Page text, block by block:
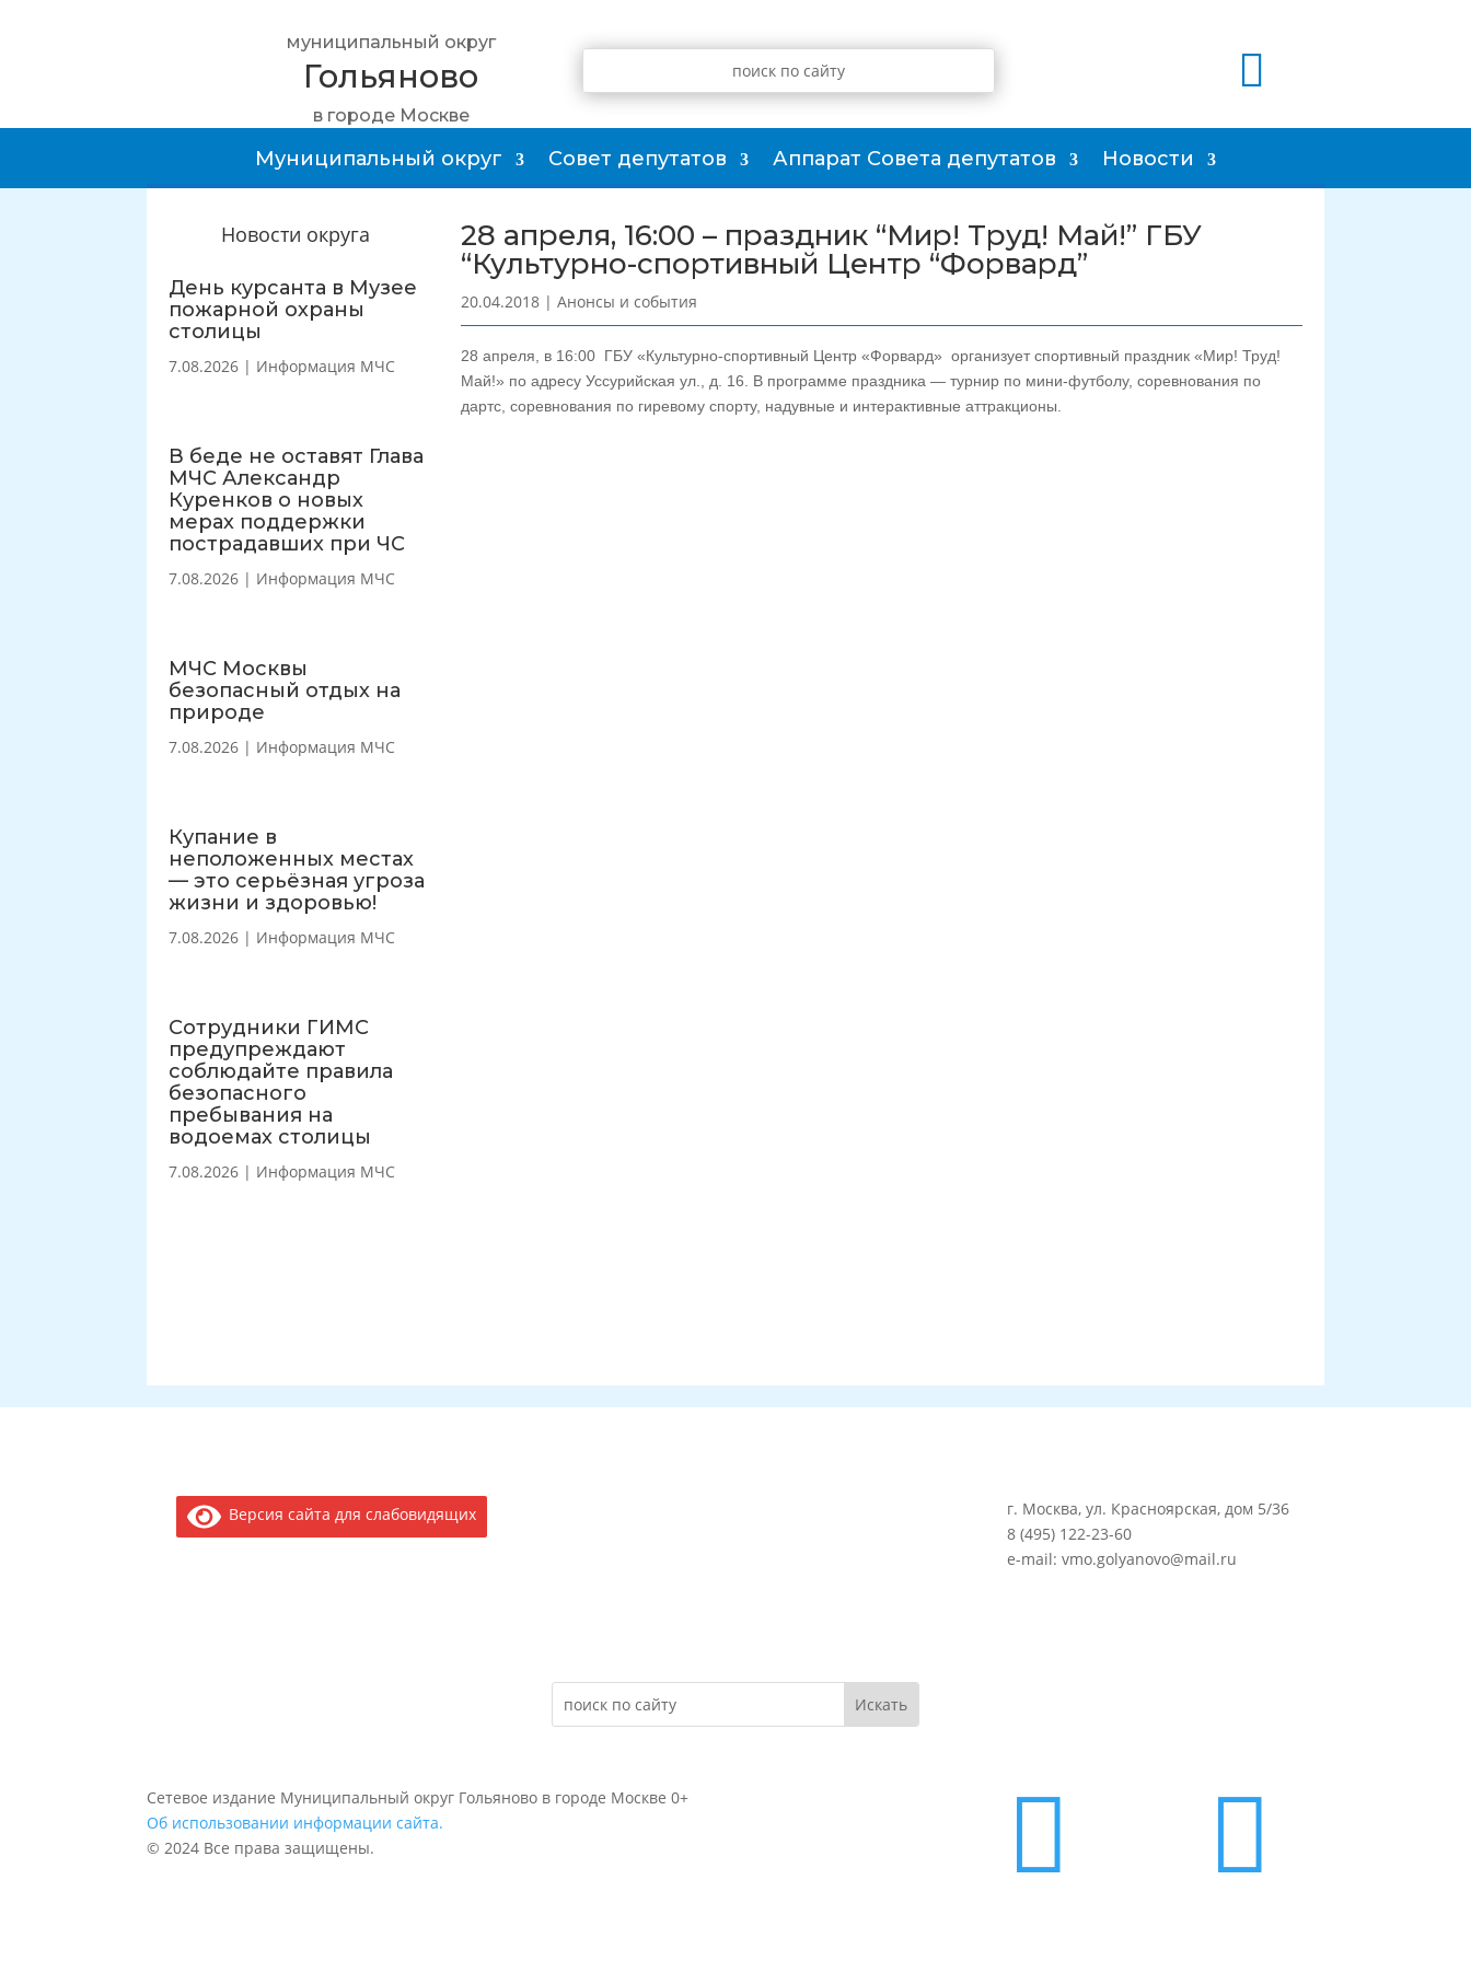
муниципальный округ
Гольяново
в городе Москве

Муниципальный округ Совет депутатов Аппарат Совета депутатов Новости
Новости округа
День курсанта в Музее
пожарной охраны
столицы
7.08.2026 | Информация МЧС
В беде не оставят Глава
МЧС Александр
Куренков о новых
мерах поддержки
пострадавших при ЧС
7.08.2026 | Информация МЧС
МЧС Москвы
безопасный отдых на
природе
7.08.2026 | Информация МЧС
Купание в
неположенных местах
— это серьёзная угроза
жизни и здоровью!
7.08.2026 | Информация МЧС
Сотрудники ГИМС
предупреждают
соблюдайте правила
безопасного
пребывания на
водоемах столицы
7.08.2026 | Информация МЧС
28 апреля, 16:00 – праздник “Мир! Труд! Май!” ГБУ
“Культурно-спортивный Центр “Форвард”
20.04.2018| Анонсы и события
28 апреля, в 16:00 ГБУ «Культурно-спортивный Центр «Форвард» организует спортивный праздник «Мир! Труд!
Май!» по адресу Уссурийская ул., д. 16. В программе праздника — турнир по мини-футболу, соревнования по
дартс, соревнования по гиревому спорту, надувные и интерактивные аттракционы.
Версия сайта для слабовидящих
г. Москва, ул. Красноярская, дом 5/36
8 (495) 122-23-60
e-mail: vmo.golyanovo@mail.ru
Сетевое издание Муниципальный округ Гольяново в городе Москве 0+
Об использовании информации сайта.
© 2024 Все права защищены.
 